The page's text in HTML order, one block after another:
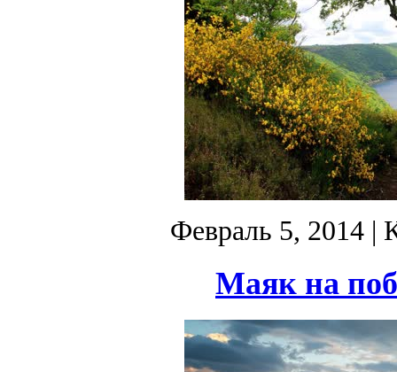
Февраль 5, 2014|
Маяк на